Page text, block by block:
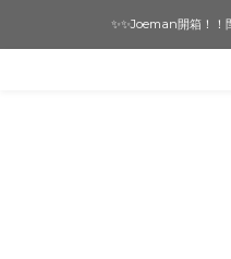
想要一個寵物友善
✨✨Joeman開箱！！
想要一個寵物友善